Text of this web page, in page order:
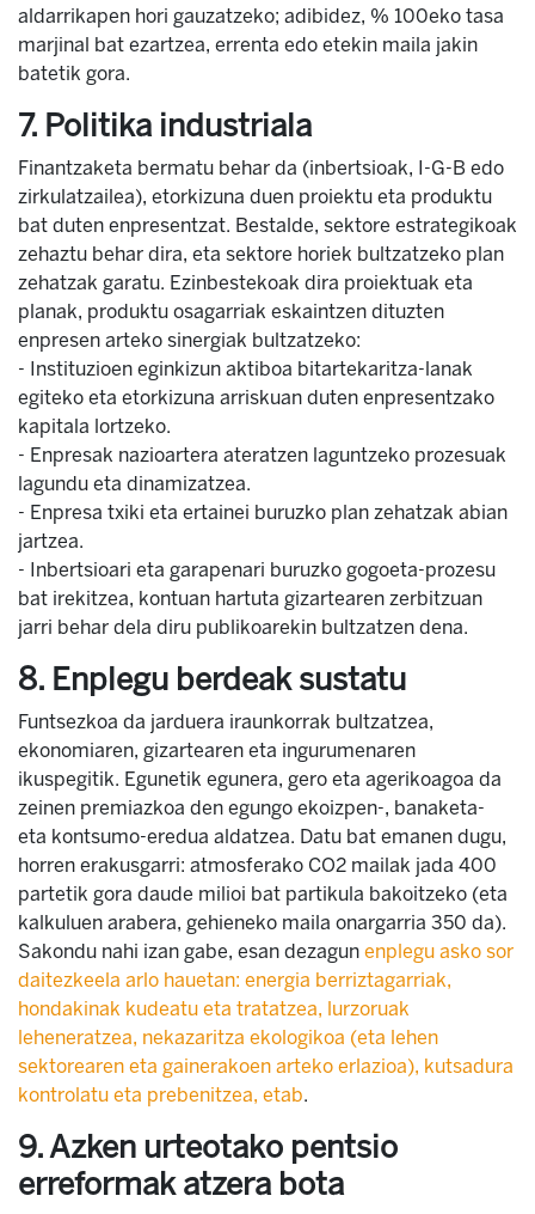
aldarrikapen hori gauzatzeko; adibidez, % 100eko tasa
marjinal bat ezartzea, errenta edo etekin maila jakin
batetik gora.
7. Politika industriala
Finantzaketa bermatu behar da (inbertsioak, I-G-B edo
zirkulatzailea), etorkizuna duen proiektu eta produktu
bat duten enpresentzat. Bestalde, sektore estrategikoak
zehaztu behar dira, eta sektore horiek bultzatzeko plan
zehatzak garatu. Ezinbestekoak dira proiektuak eta
planak, produktu osagarriak eskaintzen dituzten
enpresen arteko sinergiak bultzatzeko:
- Instituzioen eginkizun aktiboa bitartekaritza-lanak
egiteko eta etorkizuna arriskuan duten enpresentzako
kapitala lortzeko.
- Enpresak nazioartera ateratzen laguntzeko prozesuak
lagundu eta dinamizatzea.
- Enpresa txiki eta ertainei buruzko plan zehatzak abian
jartzea.
- Inbertsioari eta garapenari buruzko gogoeta-prozesu
bat irekitzea, kontuan hartuta gizartearen zerbitzuan
jarri behar dela diru publikoarekin bultzatzen dena.
8. Enplegu berdeak sustatu
Funtsezkoa da jarduera iraunkorrak bultzatzea,
ekonomiaren, gizartearen eta ingurumenaren
ikuspegitik. Egunetik egunera, gero eta agerikoagoa da
zeinen premiazkoa den egungo ekoizpen-, banaketa-
eta kontsumo-eredua aldatzea. Datu bat emanen dugu,
horren erakusgarri: atmosferako CO2 mailak jada 400
partetik gora daude milioi bat partikula bakoitzeko (eta
kalkuluen arabera, gehieneko maila onargarria 350 da).
Sakondu nahi izan gabe, esan dezagun enplegu asko sor
daitezkeela arlo hauetan: energia berriztagarriak,
hondakinak kudeatu eta tratatzea, lurzoruak
leheneratzea, nekazaritza ekologikoa (eta lehen
sektorearen eta gainerakoen arteko erlazioa), kutsadura
kontrolatu eta prebenitzea, etab.
9. Azken urteotako pentsio
erreformak atzera bota